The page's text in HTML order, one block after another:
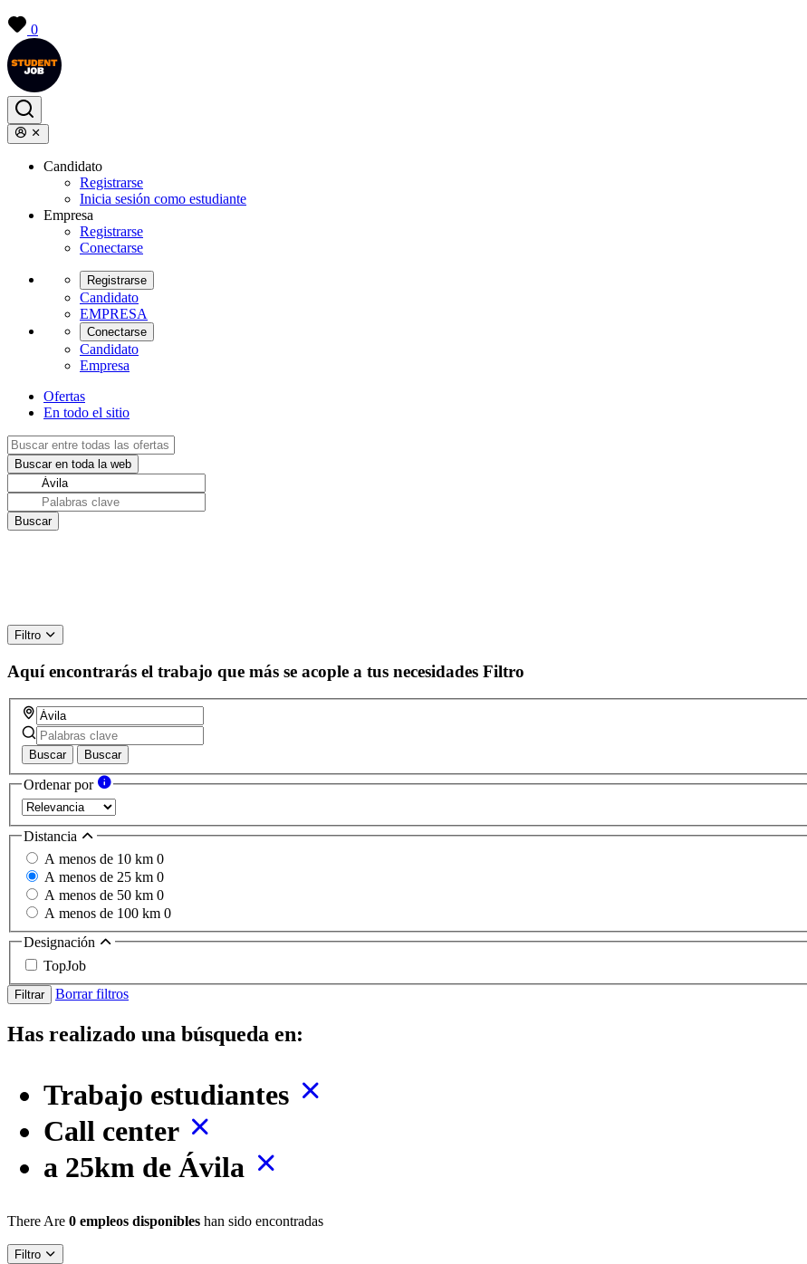
0
Candidato
Registrarse
Inicia sesión como estudiante
Empresa
Registrarse
Conectarse
Registrarse
Candidato
EMPRESA
Conectarse
Candidato
Empresa
Ofertas
En todo el sitio
Filtro
Aquí encontrarás el trabajo que más se acople a tus necesidades Filtro
Buscar Buscar
Ordenar por
Distancia
A menos de 10 km 0
A menos de 25 km 0
A menos de 50 km 0
A menos de 100 km 0
Designación
TopJob
Filtrar Borrar filtros
Has realizado una búsqueda en:
Trabajo estudiantes
Call center
a 25km de Ávila
There Are 0 empleos disponibles han sido encontradas
Filtro